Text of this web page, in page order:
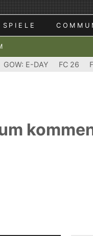
SPIELE
GOW: E-DAY FC 26